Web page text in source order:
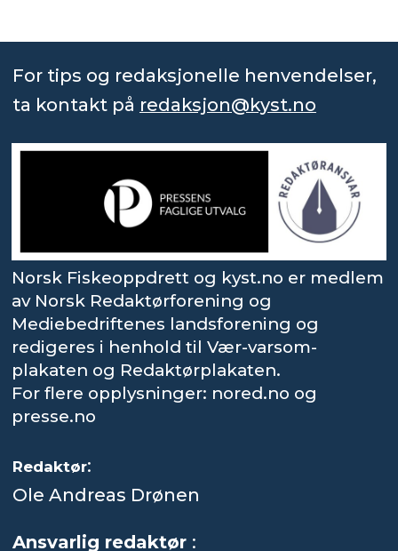
For tips og redaksjonelle henvendelser,
ta kontakt på redaksjon@kyst.no
Norsk Fiskeoppdrett og kyst.no er medlem
av Norsk Redaktørforening og
Mediebedriftenes landsforening og
redigeres i henhold til Vær-varsom-
plakaten og Redaktørplakaten.
For flere opplysninger: nored.no og
presse.no
Redaktør:
Ole Andreas Drønen
Ansvarlig redaktør :